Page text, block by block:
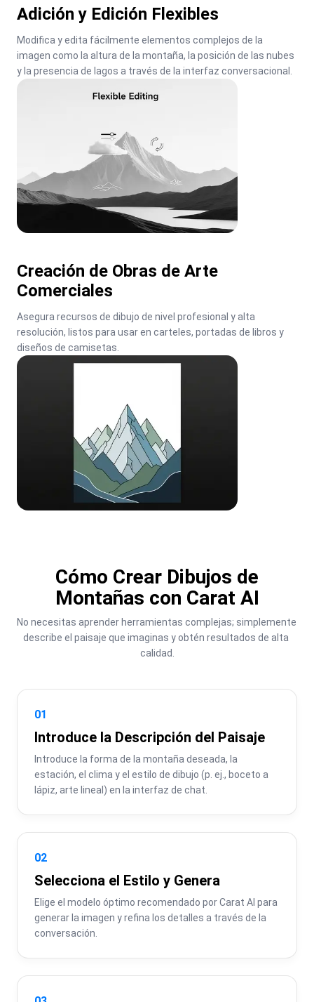
Adición y Edición Flexibles
Modifica y edita fácilmente elementos complejos de la
imagen como la altura de la montaña, la posición de las nubes
y la presencia de lagos a través de la interfaz conversacional.
Creación de Obras de Arte
Comerciales
Asegura recursos de dibujo de nivel profesional y alta
resolución, listos para usar en carteles, portadas de libros y
diseños de camisetas.
Cómo Crear Dibujos de
Montañas con Carat AI
No necesitas aprender herramientas complejas; simplemente
describe el paisaje que imaginas y obtén resultados de alta
calidad.
01
Introduce la Descripción del Paisaje
Introduce la forma de la montaña deseada, la
estación, el clima y el estilo de dibujo (p. ej., boceto a
lápiz, arte lineal) en la interfaz de chat.
02
Selecciona el Estilo y Genera
Elige el modelo óptimo recomendado por Carat AI para
generar la imagen y refina los detalles a través de la
conversación.